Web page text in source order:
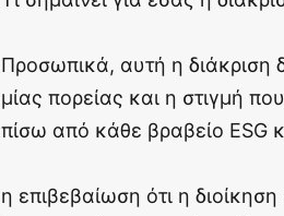
Προσωπικά, αυτή η διάκριση
μίας πορείας και η στιγμή
πίσω από κάθε βραβείο ESG
η επιβεβαίωση ότι η